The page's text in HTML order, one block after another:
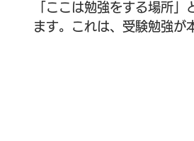
「ここは勉強をする場所
ます。これは、受験勉強が